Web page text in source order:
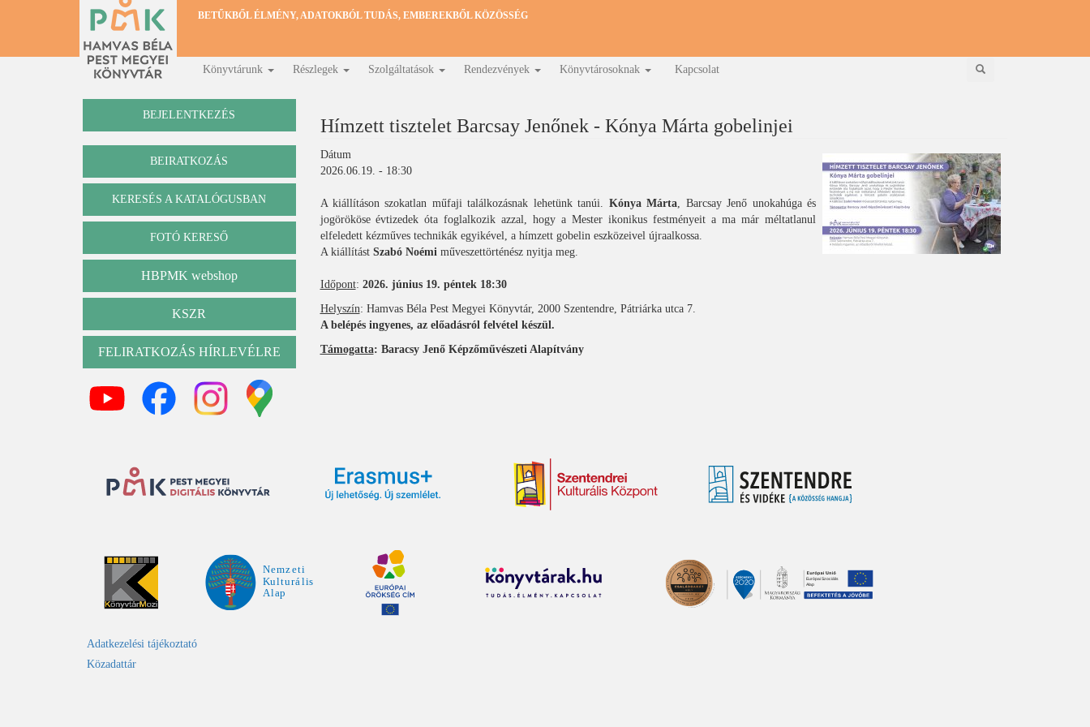
BETŰKBŐL ÉLMÉNY, ADATOKBÓL TUDÁS, EMBEREKBŐL KÖZÖSSÉG
Fő
navigáció
Könyvtárunk Részlegek Szolgáltatások Rendezvények Könyvtárosoknak Kapcsolat Keresés
BEJELENTKEZÉS
BEIRATKOZÁS
Katalógus
KERESÉS A KATALÓGUSBAN
FOTÓ KERESŐ
HBPMK webshop
KSZR
FELIRATKOZÁS HÍRLEVÉLRE
Hímzett tisztelet Barcsay Jenőnek - Kónya Márta gobelinjei
Dátum
2026.06.19. - 18:30
A kiállításon szokatlan műfaji találkozásnak lehetünk tanúi. Kónya Márta, Barcsay Jenő unokahúga és
jogörököse évtizedek óta foglalkozik azzal, hogy a Mester ikonikus festményeit a ma már méltatlanul
elfeledett kézműves technikák egyikével, a hímzett gobelin eszközeivel újraalkossa.
A kiállítást Szabó Noémiműveszettörténész nyitja meg.
Időpont: 2026. június 19. péntek 18:30
Helyszín: Hamvas Béla Pest Megyei Könyvtár, 2000 Szentendre, Pátriárka utca 7.
A belépés ingyenes, az előadásról felvétel készül.
Támogatta: Baracsy Jenő Képzőművészeti Alapítvány
Adatkezelési tájékoztató
Közadattár